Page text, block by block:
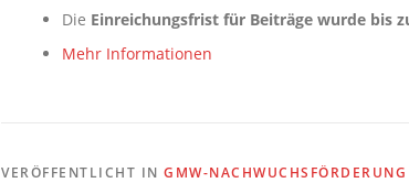
Die Einreichungsfrist für Beiträge wurde bis
Mehr Informationen
VERÖFFENTLICHT IN GMW-NACHWUCHSFÖRDERUNG